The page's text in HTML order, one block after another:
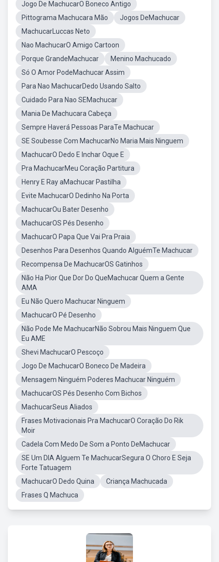
Jogo De MachucarO Boneco Antigo
Pittograma Machucara Mão
Jogos DeMachucar
MachucarLuccas Neto
Nao MachucarO Amigo Cartoon
Porque GrandeMachucar
Menino Machucado
Só O Amor PodeMachucar Assim
Para Nao MachucarDedo Usando Salto
Cuidado Para Nao SEMachucar
Mania De Machucara Cabeça
Sempre Haverá Pessoas ParaTe Machucar
SE Soubesse Com MachucarNo Maria Mais Ninguem
MachucarO Dedo E Inchar Oque E
Pra MachucarMeu Coração Partitura
Henry E Ray aMachucar Pastilha
Evite MachucarO Dedinho Na Porta
MachucarOu Bater Desenho
MachucarOS Pés Desenho
MachucarO Papa Que Vai Pra Praia
Desenhos Para Desenhos Quando AlguémTe Machucar
Recompensa De MachucarOS Gatinhos
Não Ha Pior Que Dor Do QueMachucar Quem a Gente
AMA
Eu Não Quero Machucar Ninguem
MachucarO Pé Desenho
Não Pode Me MachucarNão Sobrou Mais Ninguem Que
Eu AME
Shevi MachucarO Pescoço
Jogo De MachucarO Boneco De Madeira
Mensagem Ninguém Poderes Machucar Ninguém
MachucarOS Pés Desenho Com Bichos
MachucarSeus Aliados
Frases Motivacionais Pra MachucarO Coração Do Rik
Moir
Cadela Com Medo De Som a Ponto DeMachucar
SE Um DIA Alguem Te MachucarSegura O Choro E Seja
Forte Tatuagem
MachucarO Dedo Quina
Criança Machucada
Frases Q Machuca